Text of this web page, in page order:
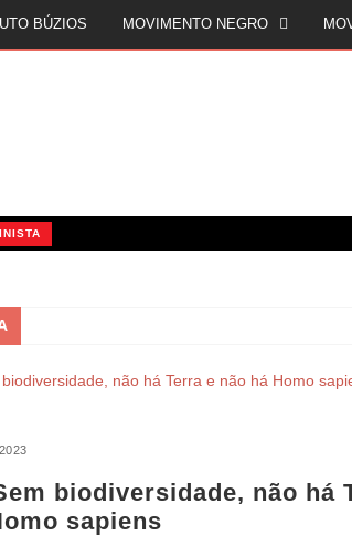
BÚZIOS MOVIMENTO NEGRO
biodiversidade, não há
sapiens